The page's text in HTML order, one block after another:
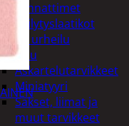
kannattimet
Säilytyslaatikot
ja urheilu
Askartelutarvikkeet
Miniatyyri
Sakset, liimat ja
muut tarvikkeet